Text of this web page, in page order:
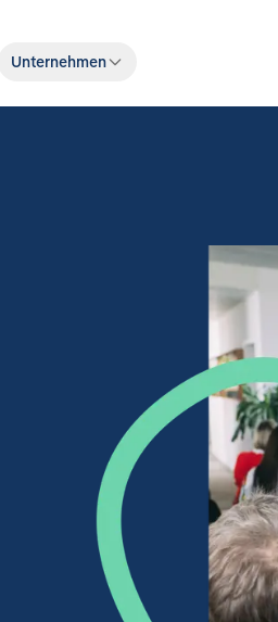
Unternehmen